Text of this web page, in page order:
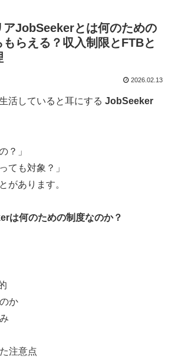
アJobSeekerとは何のための
らえる？収入制限とFTBと
2026.02.13
活していると耳にする JobSeeker
？」
ても対象？」
があります。
は何のための制度なのか？
か
注意点